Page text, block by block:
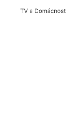
TV a Domácnost